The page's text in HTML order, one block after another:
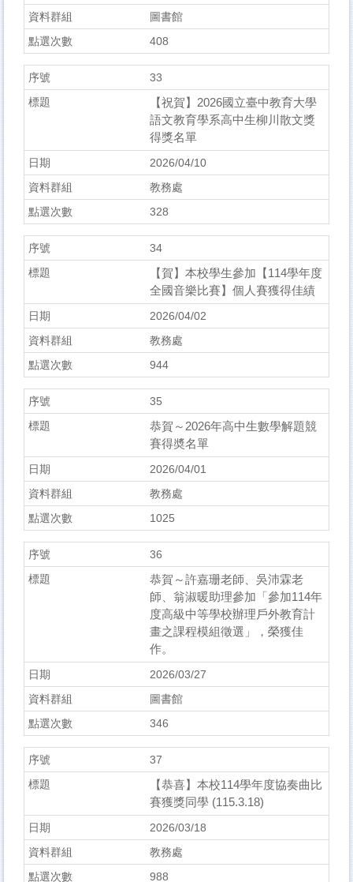
圖書館
408
33
【祝賀】2026國立臺中教育大學
語文教育學系高中生柳川散文獎
得獎名單
2026/04/10
教務處
328
34
【賀】本校學生參加【114學年度
全國音樂比賽】個人賽獲得佳績
2026/04/02
教務處
944
35
恭賀～2026年高中生數學解題競
賽得奬名單
2026/04/01
教務處
1025
36
恭賀～許嘉珊老師、吳沛霖老
師、翁淑暖助理參加「參加114年
度高級中等學校辦理戶外教育計
畫之課程模組徵選」，榮獲佳
作。
2026/03/27
圖書館
346
37
【恭喜】本校114學年度協奏曲比
賽獲獎同學 (115.3.18)
2026/03/18
教務處
988